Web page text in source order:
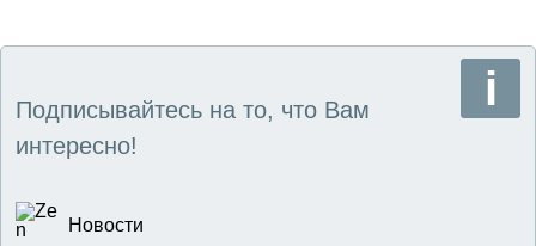
Подписывайтесь на то, что Вам
интересно!
Новости